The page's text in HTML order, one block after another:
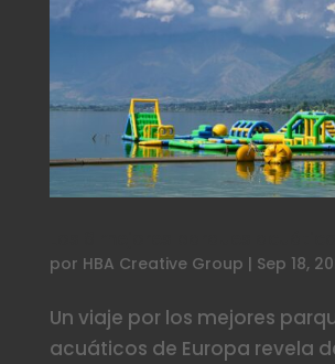
por HBA Creative Group | Sep 18,
Un viaje por los mejores
acuáticos de Europa revela